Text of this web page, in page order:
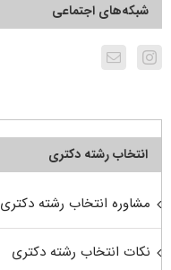
شبکه‌های اجتماعی
انتخاب رشته دکتری
مشاوره انتخاب رشته دکتری
نکات انتخاب رشته دکتری